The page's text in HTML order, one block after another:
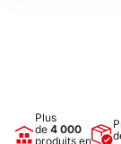
Plus
de 4 000
produits en